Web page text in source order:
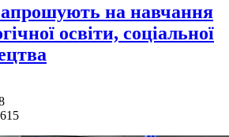
на навчання
освіти, соціальної